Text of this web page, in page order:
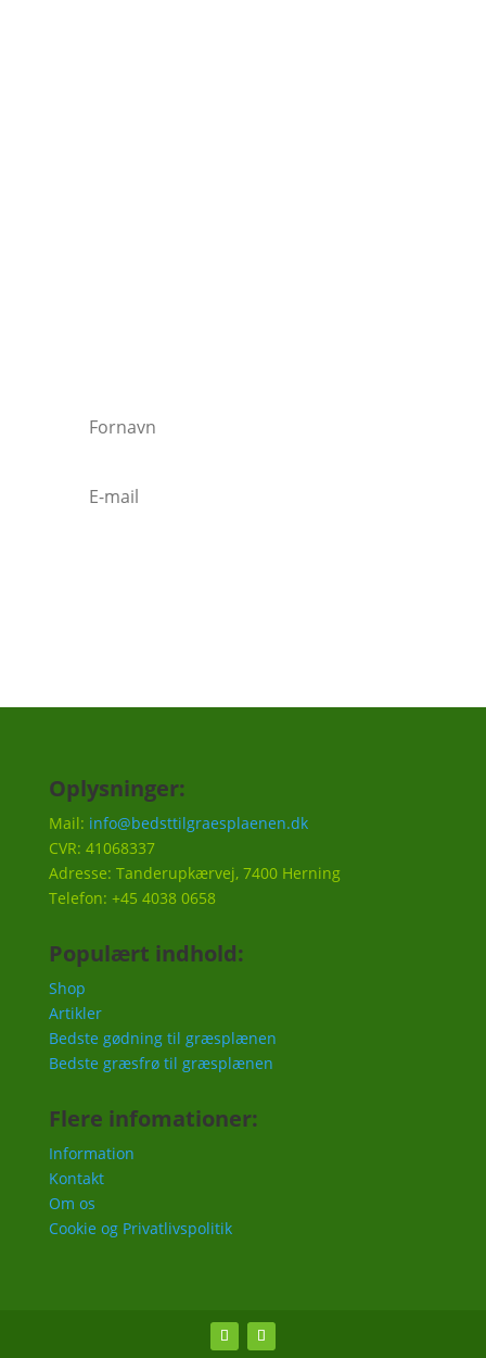
Oplysninger:
Mail: info@bedsttilgraesplaenen.dk
CVR: 41068337
Adresse: Tanderupkærvej, 7400 Herning
Telefon: +45 4038 0658
Populært indhold:
Shop
Artikler
Bedste gødning til græsplænen
Bedste græsfrø til græsplænen
Flere infomationer:
Information
Kontakt
Om os
Cookie og Privatlivspolitik